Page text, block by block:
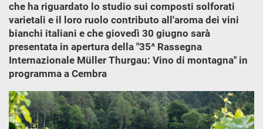
che ha riguardato lo studio sui composti solforati
varietali e il loro ruolo contributo all'aroma dei vini
bianchi italiani e che giovedì 30 giugno sarà
presentata in apertura della "35^ Rassegna
Internazionale Müller Thurgau: Vino di montagna" in
programma a Cembra